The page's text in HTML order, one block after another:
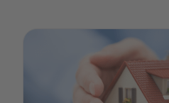
und E-Mobilität den Wert
Garage verändern können.